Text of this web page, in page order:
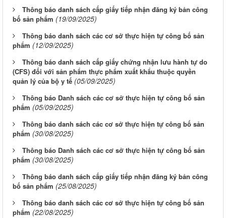
Thông báo danh sách cấp giấy tiếp nhận đăng ký bản công
bố sản phẩm (19/09/2025)
Thông báo danh sách các cơ sở thực hiện tự công bố sản
phẩm (12/09/2025)
Thông báo danh sách cấp giấy chứng nhận lưu hành tự do
(CFS) đối với sản phẩm thực phẩm xuất khẩu thuộc quyền
quản lý của bộ y tế (05/09/2025)
Thông báo Danh sách các cơ sở thực hiện tự công bố sản
phẩm (05/09/2025)
Thông báo danh sách các cơ sở thực hiện tự công bố sản
phẩm (30/08/2025)
Thông báo Danh sách các cơ sở thực hiện tự công bố sản
phẩm (30/08/2025)
Thông báo danh sách cấp giấy tiếp nhận đăng ký bản công
bố sản phẩm (25/08/2025)
Thông báo danh sách các cơ sở thực hiện tự công bố sản
phẩm (22/08/2025)